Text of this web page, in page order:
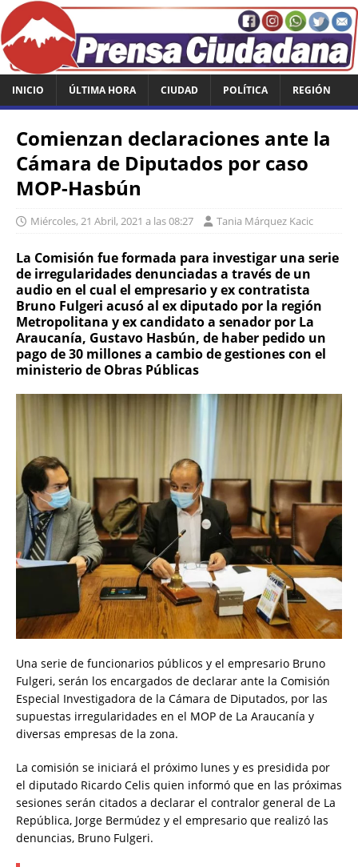
INICIO ÚLTIMA HORA CIUDAD POLÍTICA REGIÓN
Comienzan declaraciones ante la
Cámara de Diputados por caso
MOP-Hasbún
Miércoles, 21 Abril, 2021 a las 08:27 Tania Márquez Kacic
La Comisión fue formada para investigar una serie
de irregularidades denunciadas a través de un
audio en el cual el empresario y ex contratista
Bruno Fulgeri acusó al ex diputado por la región
Metropolitana y ex candidato a senador por La
Araucanía, Gustavo Hasbún, de haber pedido un
pago de 30 millones a cambio de gestiones con el
ministerio de Obras Públicas
Una serie de funcionarios públicos y el empresario Bruno
Fulgeri, serán los encargados de declarar ante la Comisión
Especial Investigadora de la Cámara de Diputados, por las
supuestas irregularidades en el MOP de La Araucanía y
diversas empresas de la zona.
La comisión se iniciará el próximo lunes y es presidida por
el diputado Ricardo Celis quien informó que en las próximas
sesiones serán citados a declarar el contralor general de La
República, Jorge Bermúdez y el empresario que realizó las
denuncias, Bruno Fulgeri.